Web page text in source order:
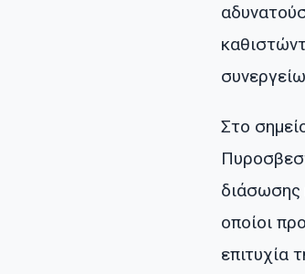
Στο
διάσωσης
οποίοι
επιτυχία